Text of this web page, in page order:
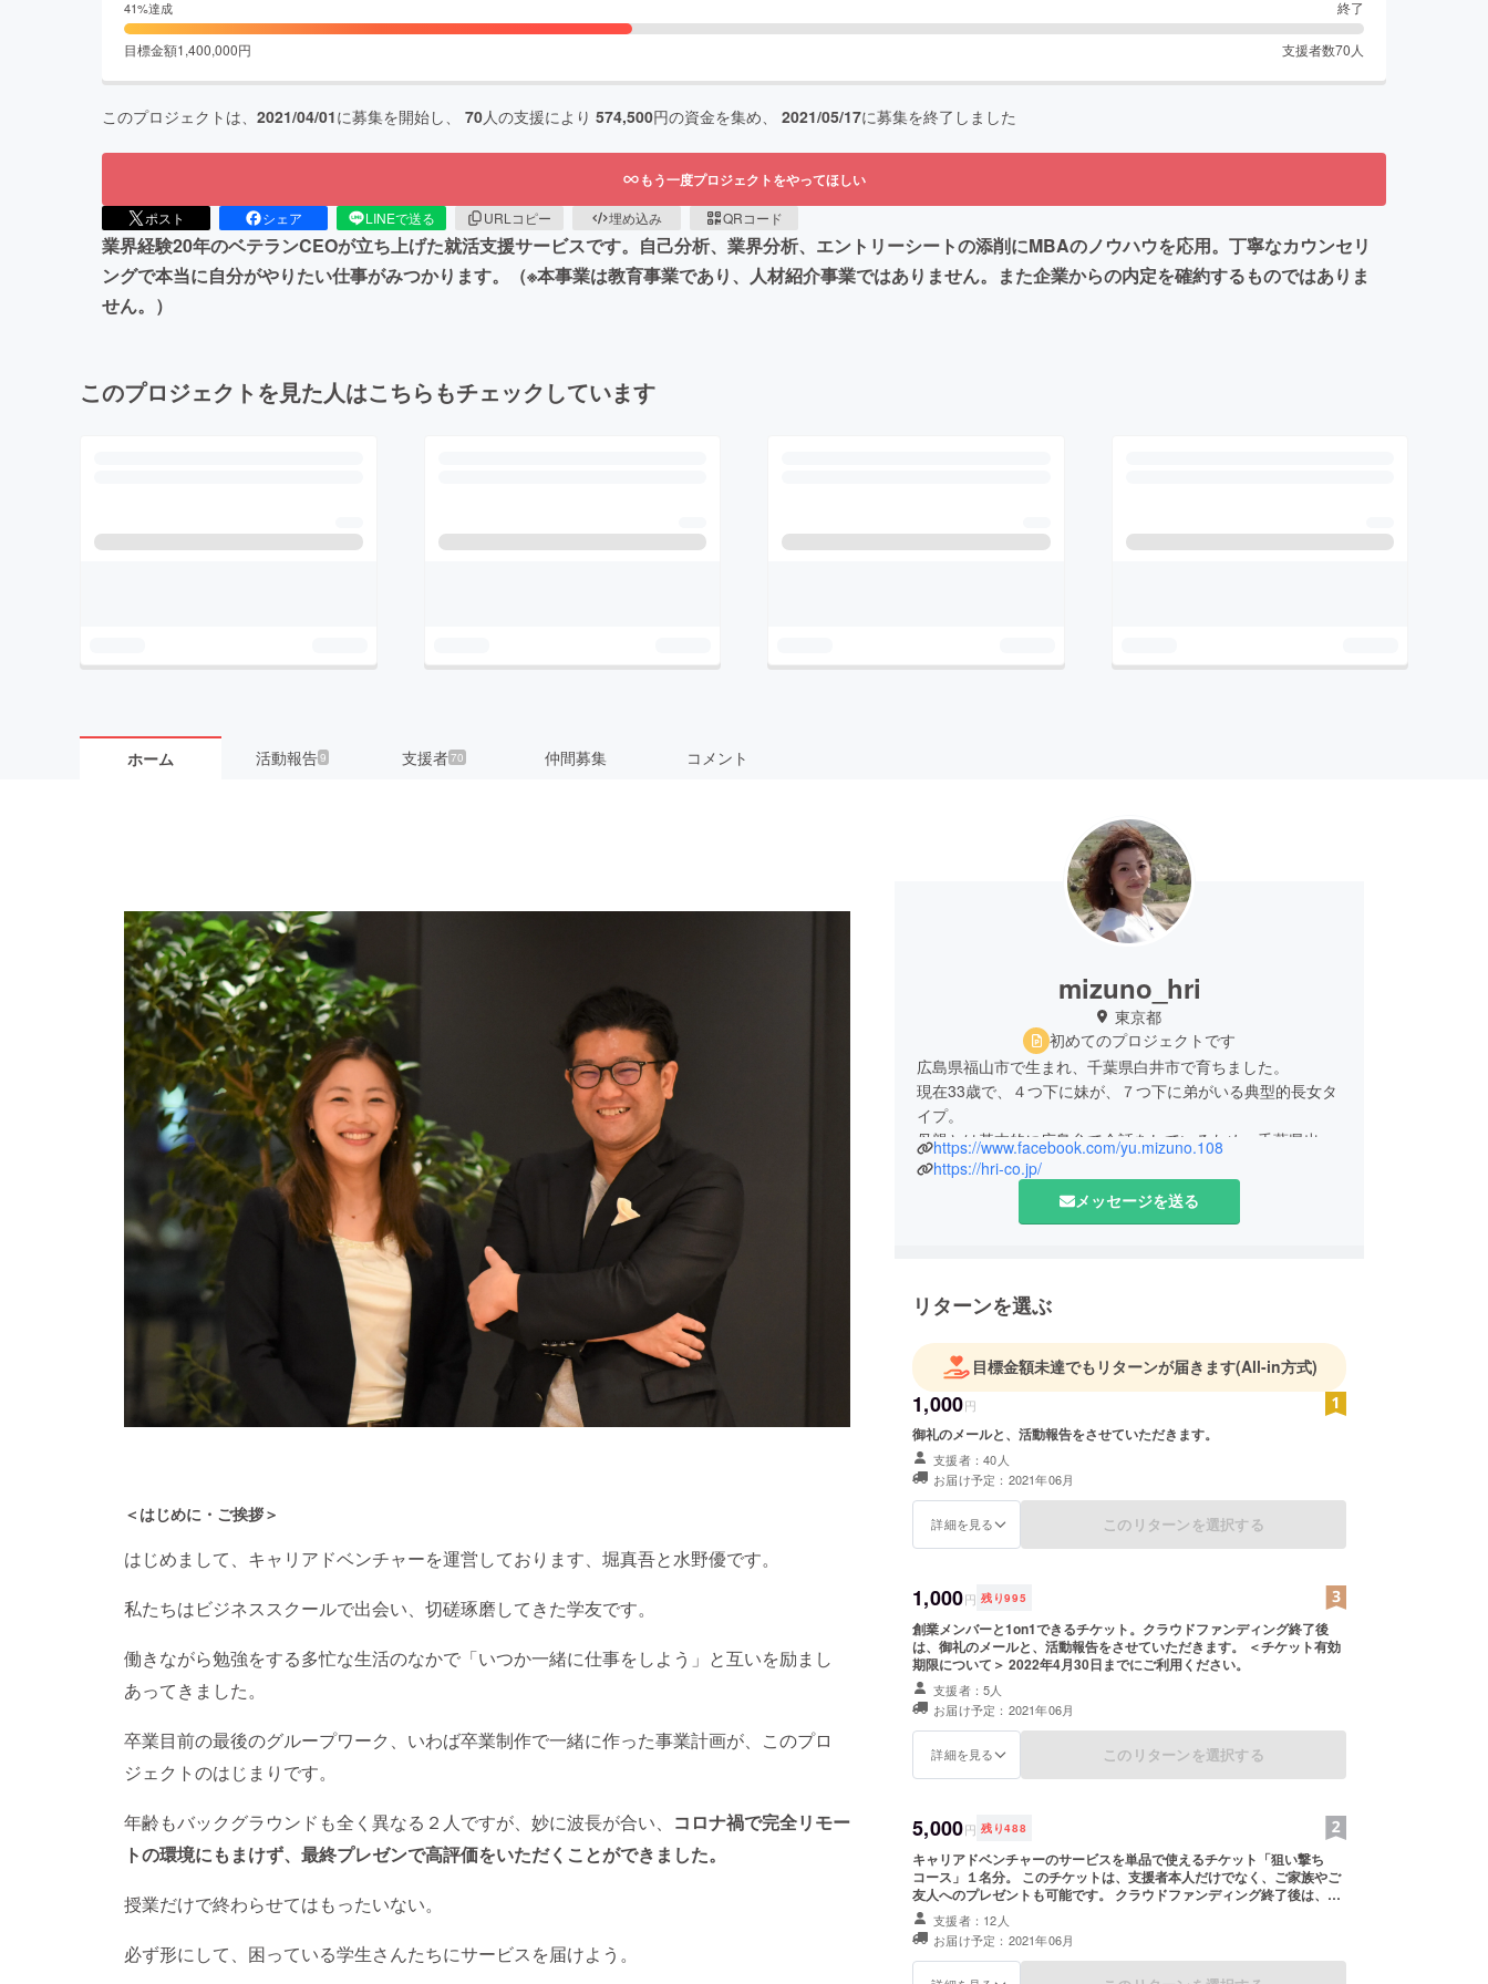
41%達成 終了
目標金額1,400,000円 支援者数70 人
このプロジェクトは、 2021/04/01に募集を開始し、 70人の支援により 574,500円の資金を集め、 2021/05/17に募集を終了しました
もう一度プロジェクトをやってほしい
ポスト シェア LINEで送る URLコピー 埋め込み QRコード
業界経験20年のベテランCEOが立ち上げた就活支援サービスです。自己分析、業界分析、エントリーシートの添削にMBAのノウハウを応用。丁寧なカウンセリ
ングで本当に自分がやりたい仕事がみつかります。（※本事業は教育事業であり、人材紹介事業ではありません。また企業からの内定を確約するものではありま
せん。）
このプロジェクトを見た人はこちらもチェックしています
ホーム 活動報告9 支援者70 仲間募集 コメント
＜はじめに・ご挨拶＞
はじめまして、キャリアドベンチャーを運営しております、堀真吾と水野優です。
私たちはビジネススクールで出会い、切磋琢磨してきた学友です。
働きながら勉強をする多忙な生活のなかで「いつか一緒に仕事をしよう」と互いを励まし
あってきました。
卒業目前の最後のグループワーク、いわば卒業制作で一緒に作った事業計画が、このプロ
ジェクトのはじまりです。
年齢もバックグラウンドも全く異なる２人ですが、妙に波長が合い、 コロナ禍で完全リモー
トの環境にもまけず、最終プレゼンで高評価をいただくことができました。
授業だけで終わらせてはもったいない。
必ず形にして、困っている学生さんたちにサービスを届けよう。
mizuno_hri
東京都
初めてのプロジェクトです
広島県福山市で生まれ、千葉県白井市で育ちました。
現在33歳で、４つ下に妹が、７つ下に弟がいる典型的長女タ
イプ。
母親とは基本的に広島弁で会話をしているため、千葉県出身
なのに流暢な広島弁を使うことができます。
15歳から音楽に目覚め、大学卒業まで精力的にバンド活動を
していました。
パートはピアノ、シンセサイザー、ベース、ボーカルのマル
チプレイヤー。
大学時代はMusic Fan Clubと中南米研究会にかけもち所属。
レゲエバンド「claptrap」では自主製作CDも作成しました。
＜私の就活エピソード＞
当時はリーマンショックの真っ只中で、就職氷河期でした。
る。
面接にすら呼んでもらえない現実を目の当たりにして、絶望
感でいっぱいになりました。
そんな時、小さいころ白井で家族ぐるみの付き合いをしてい
た家のお父さんから、職場の同僚の女性を紹介してもらいま
した。
その方に相談に乗ってもらい、たくさんのアドバイスをいた
だいたおかげで、無事に内定をもらって社会人デビューする
社会人２年目、仕事にも慣れてきた頃、あの時の恩を私も社
会に返したいと思うようになりました。
大学ＯＧとして、また支援団体のメンバーとして、学生の就
活相談に乗る活動を始め、今も現役で続けています。
長く続けてきたからこそ、この業界の問題点も分かります
し、将来に危機感も持っています。
https://www.facebook.com/yu.mizuno.108
https://hri-co.jp/
メッセージを送る
リターンを選ぶ
目標金額未達でもリターンが届きます(All-in方式)
1,000円
御礼のメールと、活動報告をさせていただきます。
支援者：40人
お届け予定：2021年06月
詳細を見る このリターンを選択する
1,000円 残り995
創業メンバーと1on1できるチケット。クラウドファンディング終了後
は、御礼のメールと、活動報告をさせていただきます。 ＜チケット有効
期限について＞ 2022年4月30日までにご利用ください。
支援者：5人
お届け予定：2021年06月
詳細を見る このリターンを選択する
5,000円 残り488
キャリアドベンチャーのサービスを単品で使えるチケット「狙い撃ち
コース」１名分。 このチケットは、支援者本人だけでなく、ご家族やご
友人へのプレゼントも可能です。 クラウドファンディング終了後は、御
礼のメールと、活動報告をさせていただきます。 ＜チケット有効期限に
ついて＞ 2022年4月30日までにご利用ください。
支援者：12人
お届け予定：2021年06月